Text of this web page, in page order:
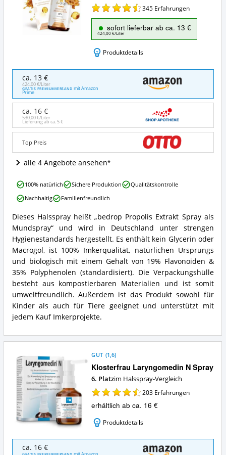
345 Erfahrungen
sofort lieferbar ab ca. 13 €
424,00 €/Liter
Produktdetails
Propolis
Extrakt
Spray
Mundspray
Angebote:
dieses
Halsspray
ca. 13 €
424,00 €/Liter
GRATIS PREMIUMVERSAND mit Amazon
Prime
ca. 16 €
530,00 €/Liter
Lieferung ab ca.5 €
Top Preis
alle 4 Angebote ansehen
bedrop
Propolis
Extrakt
Spray
Mundspray
Zusammenfassung:
Was
bietet
dieses
Halsspray?
Dieses Halsspray heißt „bedrop Propolis Extrakt Spray als
Mundspray“ und wird in Deutschland unter strengen
Hygienestandards hergestellt. Es enthält kein Glycerin oder
Macrogol, ist 100% Imkerqualität, natürlichen Ursprungs
und biologisch mit einem Gehalt von 19% Flavonoiden &
35% Polyphenolen (standardisiert). Die Verpackungshülle
besteht aus kompostierbaren Materialien und ist somit
umweltfreundlich. Außerdem ist das Produkt sowohl für
Kinder als auch für Tiere geeignet und unterstützt mit
jedem Kauf Imkerprojekte.
bedrop
Propolis
Extrakt
als
Mundspray
Vorteile:
Was
spricht
für
dieses
Halsspray?
100% natürlich Sichere Produktion
Qualitätskontrolle
Nachhaltig
Familienfreundlich
Klosterfrau Laryngomedin N Spray
GUT (1,6)
6. Platzim Halsspray-Vergleich
203 Erfahrungen
erhältlich ab ca. 16 €
Produktdetails
Klosterfrau
Laryngomedin
ca. 16 €